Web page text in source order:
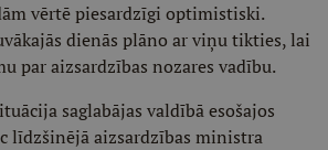
vērtē piesardzīgi optimistiski.
dienās plāno ar viņu tikties, lai
par aizsardzības nozares vadību.
saglabājas valdībā esošajos
līdzšinējā aizsardzības ministra